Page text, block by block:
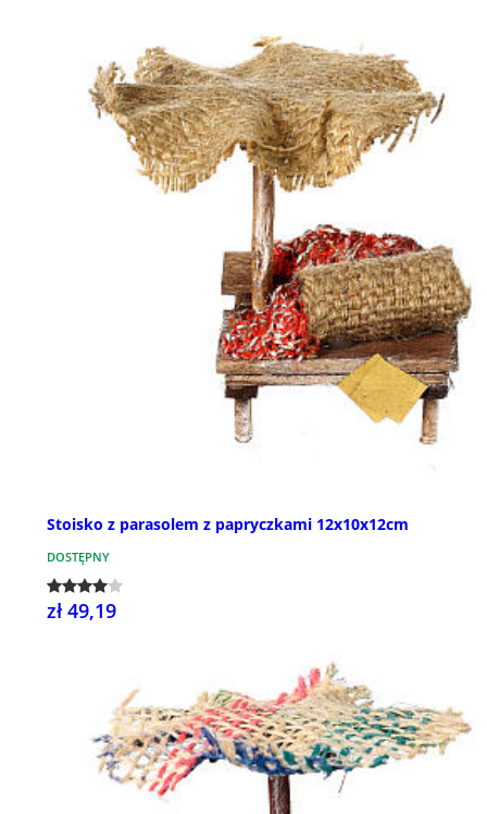
Stoisko z parasolem z papryczkami 12x10x12cm
DOSTĘPNY
zł 49,19